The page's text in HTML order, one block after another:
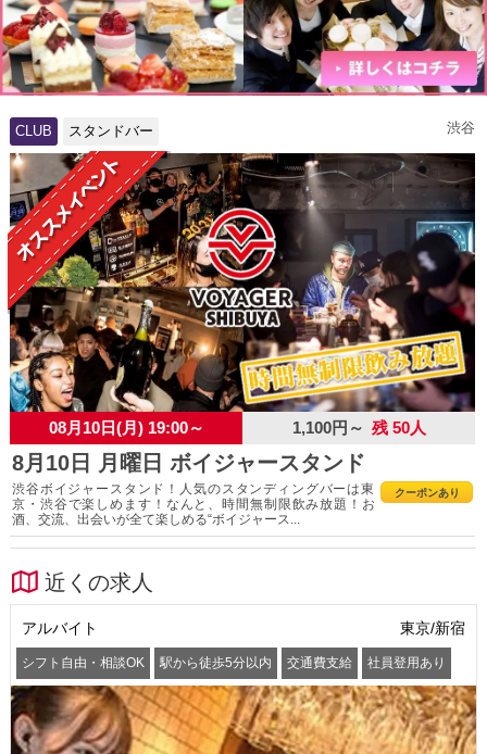
CLUB スタンドバー 渋谷
08月10日(月) 19:00～ 1,100円～ 残 50人
8月10日 月曜日 ボイジャースタンド
クーポンあり
渋谷ボイジャースタンド！人気のスタンディングバーは東
京・渋谷で楽しめます！なんと、時間無制限飲み放題！お
酒、交流、出会いが全て楽しめる“ボイジャース...
近くの求人
アルバイト 東京/新宿
シフト自由・相談OK 駅から徒歩5分以内 交通費支給 社員登用あり